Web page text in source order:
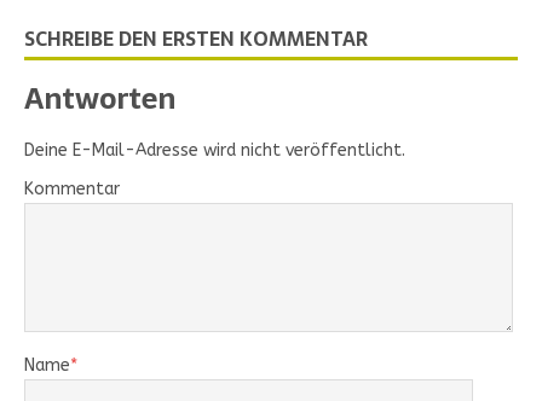
SCHREIBE DEN ERSTEN KOMMENTAR
Antworten
Deine E-Mail-Adresse wird nicht veröffentlicht.
Kommentar
Name*